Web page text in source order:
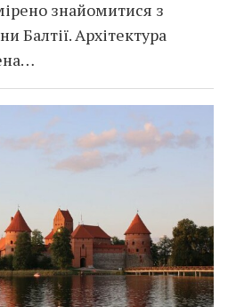
знайомитися з
Балтії. Архітектура